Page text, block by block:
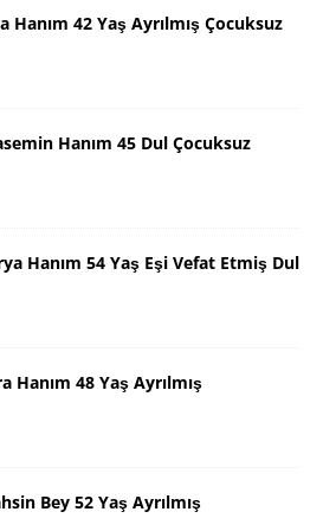
Hanım 42 Yaş Ayrılmış Çocuksuz
Hanım 45 Dul Çocuksuz
Hanım 54 Yaş Eşi Vefat Etmiş Dul
Hanım 48 Yaş Ayrılmış
Bey 52 Yaş Ayrılmış